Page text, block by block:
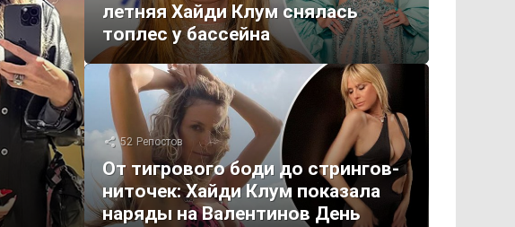
летняя Хайди Клум снялась
топлес у бассейна
52 Репостов
От тигрового боди до стрингов-
ниточек: Хайди Клум показала
наряды на Валентинов День